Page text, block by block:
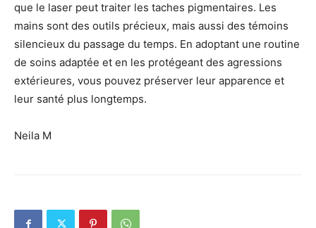
que le laser peut traiter les taches pigmentaires. Les
mains sont des outils précieux, mais aussi des témoins
silencieux du passage du temps. En adoptant une routine
de soins adaptée et en les protégeant des agressions
extérieures, vous pouvez préserver leur apparence et
leur santé plus longtemps.
Neila M